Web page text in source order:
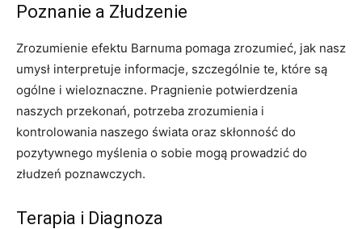
Poznanie a Złudzenie
Zrozumienie efektu Barnuma pomaga zrozumieć, jak nasz
umysł interpretuje informacje, szczególnie te, które są
ogólne i wieloznaczne. Pragnienie potwierdzenia
naszych przekonań, potrzeba zrozumienia i
kontrolowania naszego świata oraz skłonność do
pozytywnego myślenia o sobie mogą prowadzić do
złudzeń poznawczych.
Terapia i Diagnoza